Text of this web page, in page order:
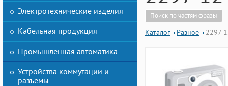
Электротехнические изделия
Кабельная продукция
Промышленная автоматика
Устройства коммутации и
разъемы
Поиск по частям фразы
Каталог Разное 2297